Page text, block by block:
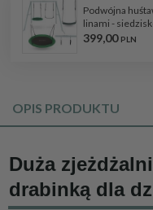
Podwójna
linami -
399,00 PLN
OPIS PRODUKTU
Duża
drabinką dla